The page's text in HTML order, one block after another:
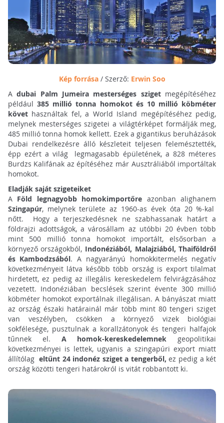
Kép forrása/ Szerző: Erwin Soo
Adubai Palm Jumeira mesterséges sziget megépítéséhez
például 385 millió tonna homokot és 10 millió köbméter
követhasználtak fel, a World Island megépítéséhez pedig,
melynek mesterséges szigetei a világtérképet formálják meg,
485 millió tonna homok kellett. Ezek a gigantikus beruházások
Dubai rendelkezésre álló készleteit teljesen felemésztették,
épp ezért a világ legmagasabb épületének, a 828 méteres
Burdzs Kalifának az építéséhez már Ausztráliából importáltak
homokot.
Eladják saját szigeteiket
A Föld legnagyobb homokimportőre azonban alighanem
Szingapúr, melynek területe az 1960-as évek óta 20 %-kal
nőtt. Hogy a terjeszkedésnek ne szabhassanak határt a
földrajzi adottságok, a városállam az utóbbi 20 évben több
mint 500 millió tonna homokot importált, elsősorban a
környező országokból, Indonéziából, Malajziából, Thaiföldről
és Kambodzsából. A nagyarányú homokkitermelés negatív
következményeit látva később több ország is export tilalmat
hirdetett, ez pedig az illegális kereskedelem felvirágzásához
vezetett. Indonéziában becslések szerint évente 300 millió
köbméter homokot exportálnak illegálisan. A bányászat miatt
az ország északi határainál már több mint 80 tengeri sziget
van veszélyben, csökken a környező vizek biológiai
sokfélesége, pusztulnak a korallzátonyok és tengeri halfajok
tűnnek el. A homok-kereskedelemnek geopolitikai
következményei is lettek, ugyanis a szingapúri export miatt
állítólag eltűnt 24 indonéz sziget a tengerből, ez pedig a két
ország közötti tengeri határokról is vitát robbantott ki.